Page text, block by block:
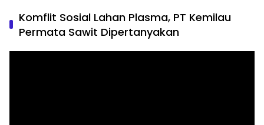
Komflit Sosial Lahan Plasma, PT Kemilau
Permata Sawit Dipertanyakan